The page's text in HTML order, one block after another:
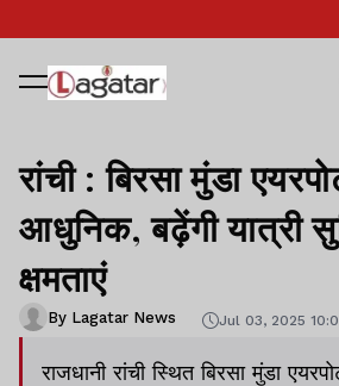
रांची : बिरसा मुंडा
आधुनिक, बढ़ेंगी यात्री
क्षमताएं
By Lagatar News Jul 03, 2025
राजधानी रांची स्थित बिरसा मुंडा